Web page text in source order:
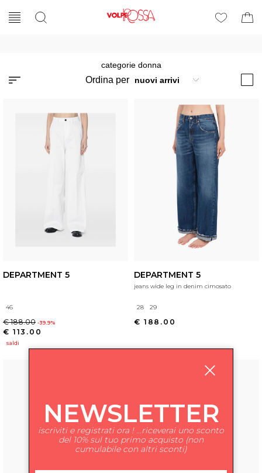
categorie donna
Ordina per
DEPARTMENT 5
46
€ 188.00 -39.9%
€ 113.00
saldi
DEPARTMENT 5
jeans wide leg in denim cimosato
28 29
€ 188.00
NEWSLETTER
iscriviti e registrati ora ! ...riceverai uno sconto
del 10% sul tuo primo acquisto (non
cumulabile con altri sconti)